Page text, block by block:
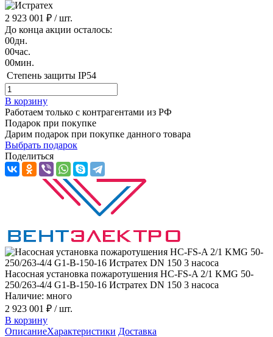
2 923 001 ₽ / шт.
До конца акции осталось:
00дн.
00час.
00мин.
Степень защиты IP54
В корзину
Работаем только с контрагентами из РФ
Подарок при покупке
Дарим подарок при покупке данного товара
Выбрать подарок
Поделиться
Насосная установка пожаротушения HC-FS-A 2/1 KMG 50-
250/263-4/4 G1-B-150-16 Истратех DN 150 3 насоса
Наличие: много
2 923 001 ₽ / шт.
В корзину
ОписаниеХарактеристики Доставка